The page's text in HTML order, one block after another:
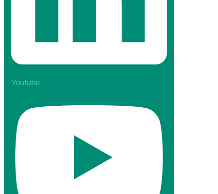
Youtube